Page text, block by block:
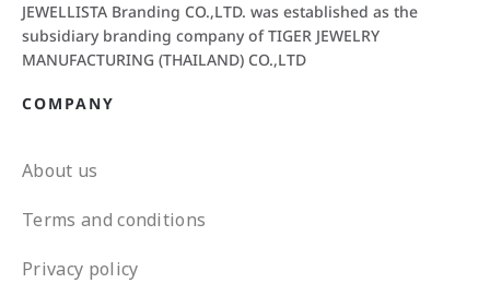
JEWELLISTA Branding CO.,LTD. was established as the
subsidiary branding company of TIGER JEWELRY
MANUFACTURING (THAILAND) CO.,LTD
COMPANY
About us
Terms and conditions
Privacy policy